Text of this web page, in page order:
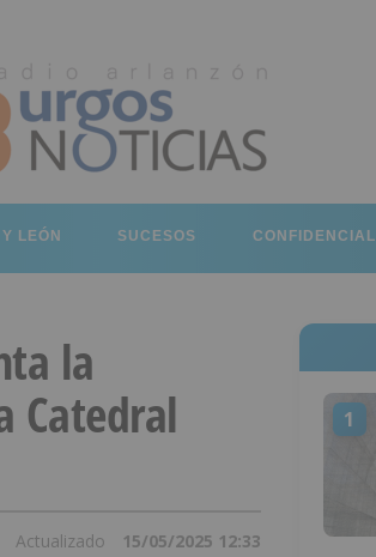
LEÓN SUCESOS CONFIDENCIAL
la
Catedral
Actualizado 15/05/2025 12:33
1